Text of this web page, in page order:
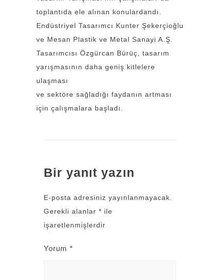
toplantıda ele alınan konulardandı.
Endüstriyel Tasarımcı Kunter Şekerçioğlu
ve Mesan Plastik ve Metal Sanayi A.Ş.
Tasarımcısı Özgürcan Bürüç, tasarım
yarışmasının daha geniş kitlelere
ulaşması
ve sektöre sağladığı faydanın artması
için çalışmalara başladı.
Bir yanıt yazın
E-posta adresiniz yayınlanmayacak.
Gerekli alanlar * ile
işaretlenmişlerdir
Yorum *